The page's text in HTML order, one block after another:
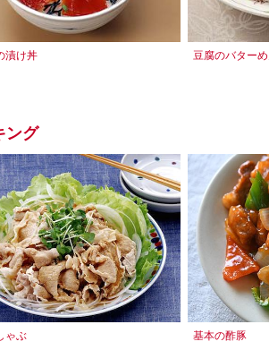
漬け丼 豆腐のバター
ング
ゃぶ 基本の酢豚